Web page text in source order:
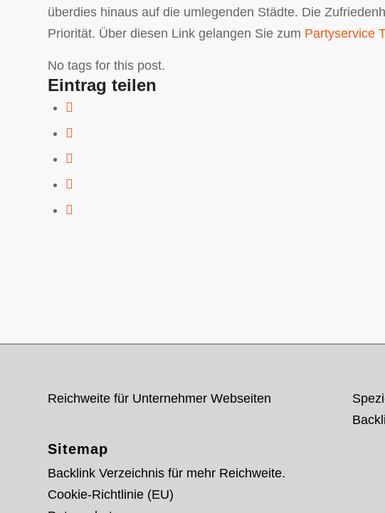
überdies hinaus auf die umlegenden Städte. Die
Priorität. Über diesen Link gelangen Sie zum Partyservice
No tags for this post.
Eintrag teilen
Reichweite für Unternehmer Webseiten
Sitemap
Backlink Verzeichnis für mehr Reichweite.
Cookie-Richtlinie (EU)